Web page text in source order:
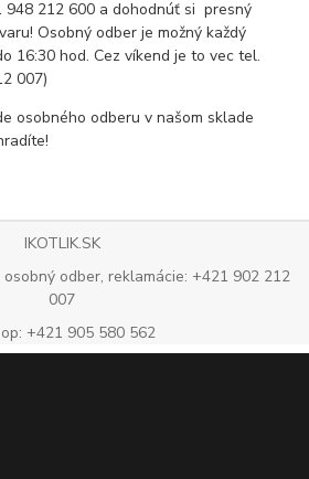
948 212 600 a dohodnúť si presný
Osobný odber je možný každý
16:30 hod. Cez víkend je to vec tel.
007)
osobného odberu v našom sklade
IKOTLIK.SK
odber, reklamácie: +421 902 212
007
+421 905 580 562